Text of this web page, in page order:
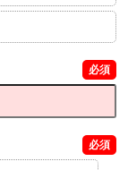
必須
必須